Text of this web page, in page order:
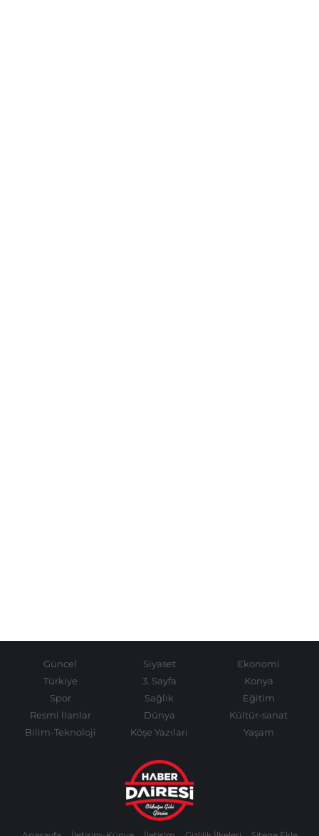
Güncel Siyaset
Ekonomi
Türkiye
3. Sayfa
Konya
Spor
Sağlık
Eğitim
Resmi İlanlar
Dünya
Kültür-sanat
Bilim-Teknoloji
Köşe Yazıları Yaşam